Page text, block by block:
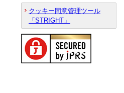
クッキー同意管理ツール
「STRIGHT」